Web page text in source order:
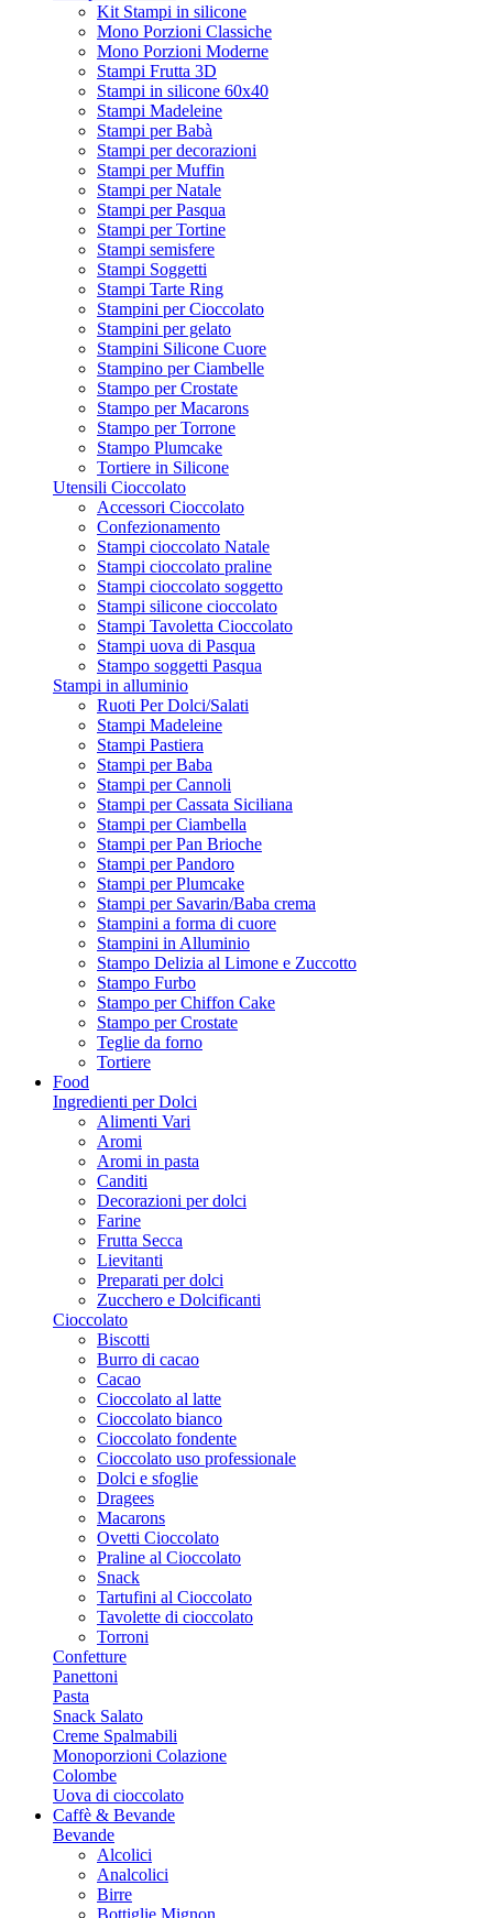
Kit Stampi in silicone
Mono Porzioni Classiche
Mono Porzioni Moderne
Stampi Frutta 3D
Stampi in silicone 60x40
Stampi Madeleine
Stampi per Babà
Stampi per decorazioni
Stampi per Muffin
Stampi per Natale
Stampi per Pasqua
Stampi per Tortine
Stampi semisfere
Stampi Soggetti
Stampi Tarte Ring
Stampini per Cioccolato
Stampini per gelato
Stampini Silicone Cuore
Stampino per Ciambelle
Stampo per Crostate
Stampo per Macarons
Stampo per Torrone
Stampo Plumcake
Tortiere in Silicone
Utensili Cioccolato
Accessori Cioccolato
Confezionamento
Stampi cioccolato Natale
Stampi cioccolato praline
Stampi cioccolato soggetto
Stampi silicone cioccolato
Stampi Tavoletta Cioccolato
Stampi uova di Pasqua
Stampo soggetti Pasqua
Stampi in alluminio
Ruoti Per Dolci/Salati
Stampi Madeleine
Stampi Pastiera
Stampi per Baba
Stampi per Cannoli
Stampi per Cassata Siciliana
Stampi per Ciambella
Stampi per Pan Brioche
Stampi per Pandoro
Stampi per Plumcake
Stampi per Savarin/Baba crema
Stampini a forma di cuore
Stampini in Alluminio
Stampo Delizia al Limone e Zuccotto
Stampo Furbo
Stampo per Chiffon Cake
Stampo per Crostate
Teglie da forno
Tortiere
Food
Ingredienti per Dolci
Alimenti Vari
Aromi
Aromi in pasta
Canditi
Decorazioni per dolci
Farine
Frutta Secca
Lievitanti
Preparati per dolci
Zucchero e Dolcificanti
Cioccolato
Biscotti
Burro di cacao
Cacao
Cioccolato al latte
Cioccolato bianco
Cioccolato fondente
Cioccolato uso professionale
Dolci e sfoglie
Dragees
Macarons
Ovetti Cioccolato
Praline al Cioccolato
Snack
Tartufini al Cioccolato
Tavolette di cioccolato
Torroni
Confetture
Panettoni
Pasta
Snack Salato
Creme Spalmabili
Monoporzioni Colazione
Colombe
Uova di cioccolato
Caffè & Bevande
Bevande
Alcolici
Analcolici
Birre
Bottiglie Mignon